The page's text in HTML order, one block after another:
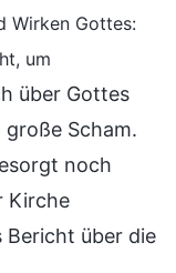
Wirken Gottes:
um
über Gottes
Scham.
noch
Kirche
Bericht über die